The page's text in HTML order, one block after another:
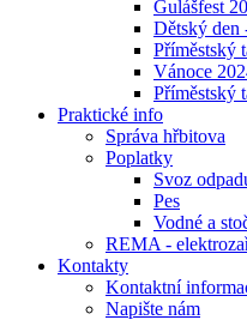
Gulášfest
Dětský den
Příměstský
Vánoce
Příměstský
Praktické info
Správa hřbitova
Poplatky
Svoz
Pes
Vodné a
REMA -
Kontakty
Kontaktní
Napište nám